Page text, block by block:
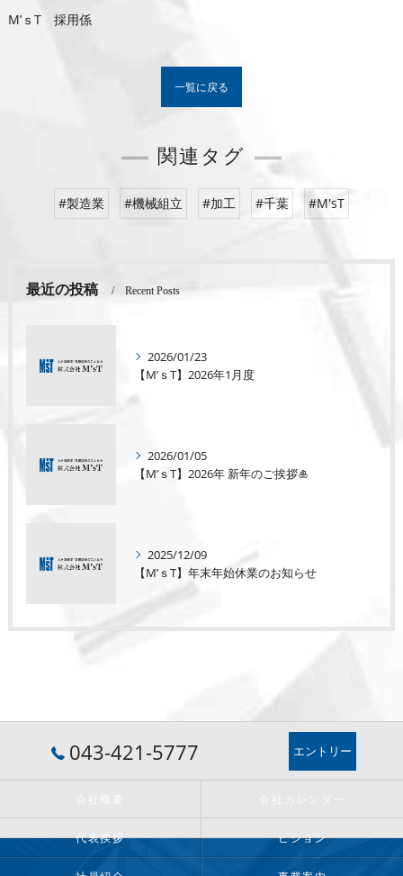
M’ｓT 採用係
一覧に戻る
関連タグ
#製造業 #機械組立 #加工 #千葉 #M'sT
最近の投稿 Recent Posts
2026/01/23
【M’ｓT】2026年1月度
2026/01/05
【M’ｓT】2026年 新年のご挨拶🎍
2025/12/09
【M’ｓT】年末年始休業のお知らせ
043-421-5777 エントリー
代表挨拶 ビジョン